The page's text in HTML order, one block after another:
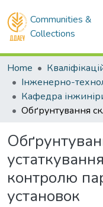
Communities &
Collections
Home
контролю
установок